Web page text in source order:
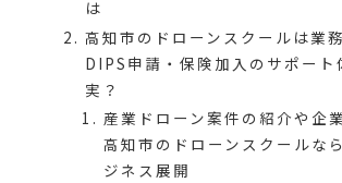
は
高知市のドローンスクールは業
DIPS申請・保険加入のサポート
実？
産業ドローン案件の紹介や企
高知市のドローンスクールな
ジネス展開